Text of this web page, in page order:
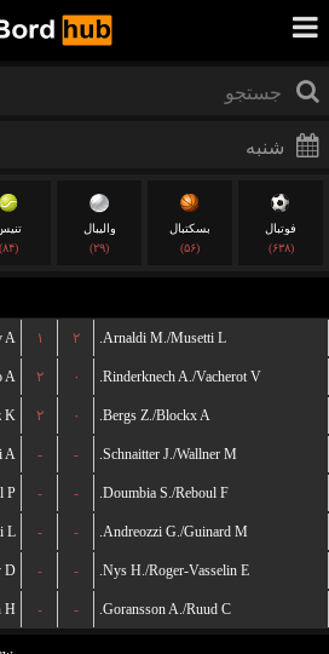
فوتبال
(۶۳۸)
بسکتبال
(۵۶)
والیبال
(۲۹)
(۸۴)
A. ۱ ۲ Arnaldi M./Musetti L.
A. ۲ ۰ Rinderknech A./Vacherot V.
K. ۲ ۰ Bergs Z./Blockx A.
A. - - Schnaitter J./Wallner M.
P. - - Doumbia S./Reboul F.
L. - - Andreozzi G./Guinard M.
D. - - Nys H./Roger-Vasselin E.
- - Goransson A./Ruud C.